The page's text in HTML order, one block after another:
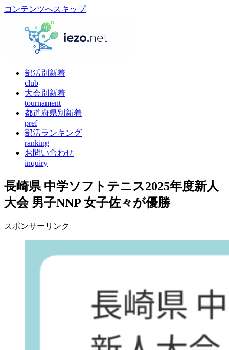
コンテンツへスキップ
部活別新着
club
大会別新着
tournament
都道府県別新着
pref
部活ランキング
ranking
お問い合わせ
inquiry
長崎県 中学ソフトテニス2025年度新人
大会 男子NNP 女子佐々が優勝
スポンサーリンク